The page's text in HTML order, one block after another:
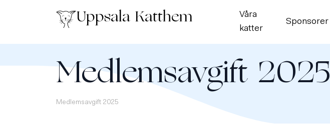
Uppsala Katthem
Våra
katter
Sponsorer
Medlemsavgift 2025
Medlemsavgift 2025